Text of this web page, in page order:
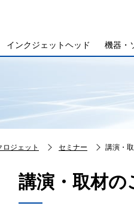
インクジェットヘッド 機器・
ジェット セミナー 講演・
講演・取材の